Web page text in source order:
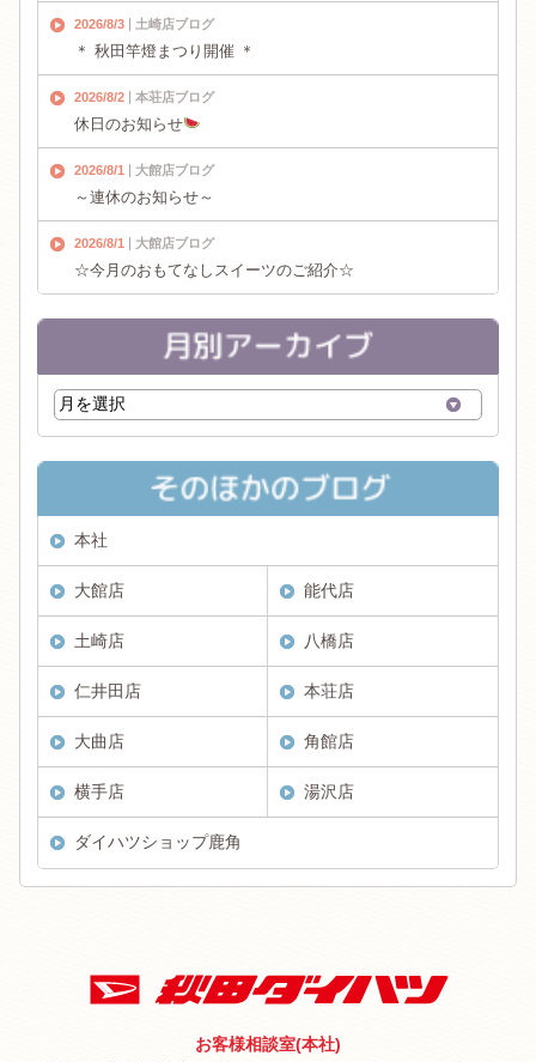
2026/8/3 土崎店ブログ
＊ 秋田竿燈まつり開催 ＊
2026/8/2 本荘店ブログ
休日のお知らせ
2026/8/1 大館店ブログ
～連休のお知らせ～
2026/8/1 大館店ブログ
☆今月のおもてなしスイーツのご紹介☆
本社
大館店 能代店
土崎店 八橋店
仁井田店 本荘店
大曲店 角館店
横手店 湯沢店
ダイハツショップ鹿角
お客様相談室(本社)